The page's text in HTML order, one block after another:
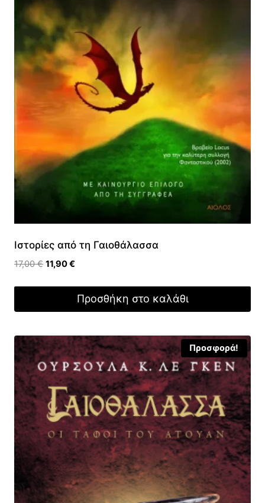
Ιστορίες από τη Γαιοθάλασσα
17,00€ Original
11,90€
είναι:
Προσθήκη στο καλάθι
Προσφορά!